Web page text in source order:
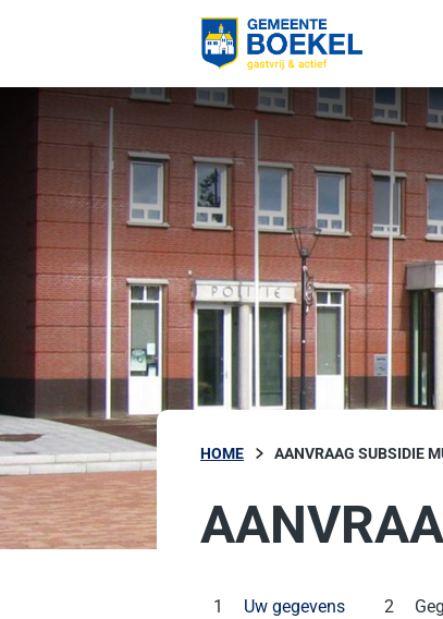
HOME AANVRAAG SUBSIDIE
1 Huidige stap:
Uw gegevens 2